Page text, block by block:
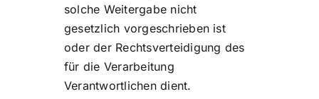
solche Weitergabe nicht
gesetzlich vorgeschrieben ist
oder der Rechtsverteidigung des
für die Verarbeitung
Verantwortlichen dient.